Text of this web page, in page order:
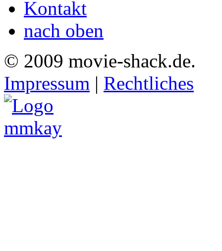
Kontakt
nach oben
© 2009 movie-shack.de.
Impressum | Rechtliches